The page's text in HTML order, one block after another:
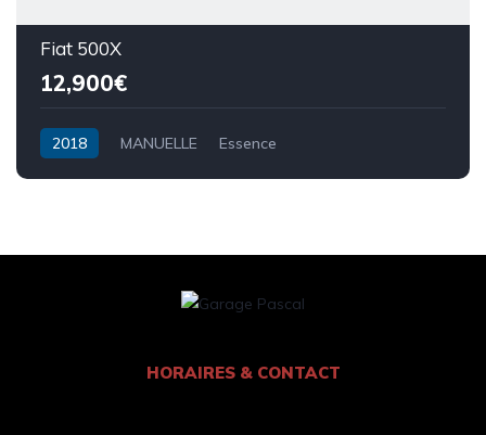
Fiat 500X
12,900€
2018 MANUELLE Essence
HORAIRES & CONTACT